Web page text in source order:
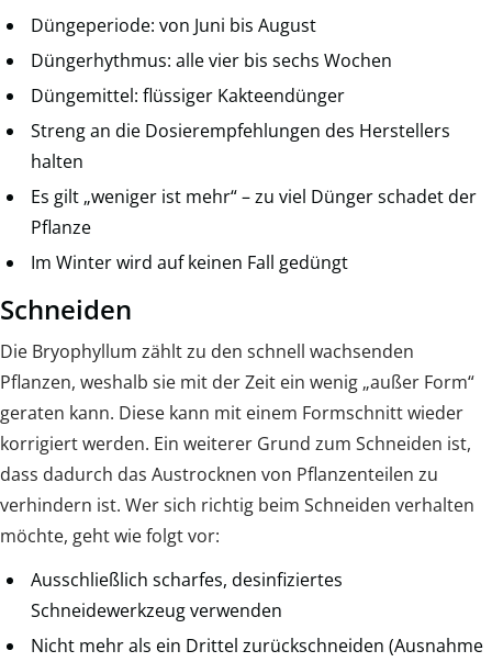
Düngeperiode: von Juni bis August
Düngerhythmus: alle vier bis sechs Wochen
Düngemittel: flüssiger Kakteendünger
Streng an die Dosierempfehlungen des Herstellers
halten
Es gilt „weniger ist mehr“ – zu viel Dünger schadet der
Pflanze
Im Winter wird auf keinen Fall gedüngt
Schneiden
Die Bryophyllum zählt zu den schnell wachsenden
Pflanzen, weshalb sie mit der Zeit ein wenig „außer Form“
geraten kann. Diese kann mit einem Formschnitt wieder
korrigiert werden. Ein weiterer Grund zum Schneiden ist,
dass dadurch das Austrocknen von Pflanzenteilen zu
verhindern ist. Wer sich richtig beim Schneiden verhalten
möchte, geht wie folgt vor:
Ausschließlich scharfes, desinfiziertes
Schneidewerkzeug verwenden
Nicht mehr als ein Drittel zurückschneiden (Ausnahme